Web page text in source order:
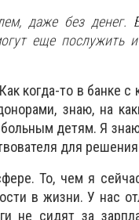
даже без денег.
еще послужить и
когда-то в банке с
знаю, на
детям. Я
для
То, чем я
в жизни. У нас
не сидят за